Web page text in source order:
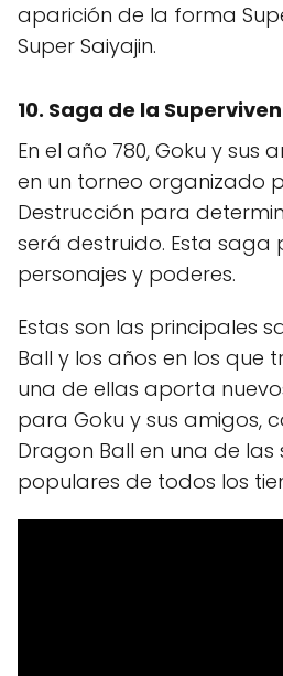
aparición de la forma
Super Saiyajin.
10. Saga de la
En el año 780, Goku y sus
en un torneo organizado
Destrucción para
será destruido. Esta saga
personajes y poderes.
Estas son las principales
Ball y los años en los que
una de ellas aporta
para Goku y sus amigos,
Dragon Ball en una de las
populares de todos los